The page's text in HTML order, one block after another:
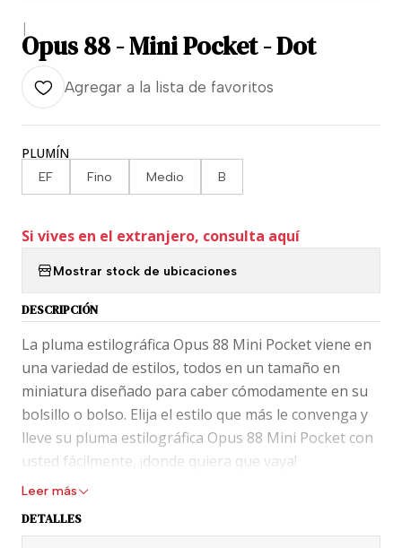
|
Opus 88 - Mini Pocket - Dot
Agregar a la lista de favoritos
PLUMÍN
EF Fino Medio B
Si vives en el extranjero, consulta aquí
Mostrar stock de ubicaciones
DESCRIPCIÓN
La pluma estilográfica Opus 88 Mini Pocket viene en
una variedad de estilos, todos en un tamaño en
miniatura diseñado para caber cómodamente en su
bolsillo o bolso. Elija el estilo que más le convenga y
lleve su pluma estilográfica Opus 88 Mini Pocket con
usted fácilmente, ¡donde quiera que vaya!
La pluma estilográfica Opus 88 Mini Pocket es una
incorporado. El cuerpo del bolígrafo demostrador
Leer más
DETALLES